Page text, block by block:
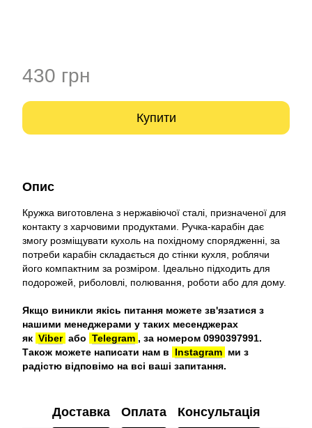
430 грн
Купити
Опис
Кружка виготовлена з нержавіючої сталі, призначеної для
контакту з харчовими продуктами. Ручка-карабін дає
змогу розміщувати кухоль на похідному спорядженні, за
потреби карабін складається до стінки кухля, роблячи
його компактним за розміром. Ідеально підходить для
подорожей, риболовлі, полювання, роботи або для дому.
Якщо виникли якісь питання можете зв'язатися з
нашими менеджерами у таких месенджерах
як Viber або Telegram , за номером 0990397991.
Також можете написати нам в
Instagram ми з
радістю відповімо на всі ваші запитання.
Доставка Оплата Консультація